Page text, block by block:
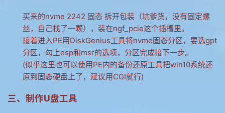
买来的nvme 2242 固态 拆开包装（坑爹货，没有固定螺
丝，自己找了一颗），装在ngf_pcie这个插槽里。
接着进入PE用DiskGenius工具将nvme固态分区，要选gpt
分区，勾上esp和msr的选项，分区完成接下一步。
(似乎这里也可以使用PE内的备份还原工具把win10系统还
原到固态硬盘上了，建议用CGI就行)
三、制作U盘工具